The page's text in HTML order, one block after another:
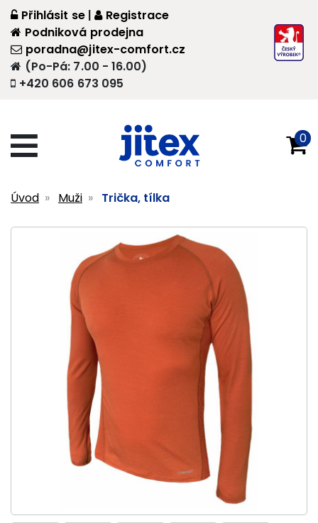
+420 606 673 095
(Po-Pá: 7.00 - 16.00)
poradna@jitex-comfort.cz
Přihlásit se |
Registrace
Podniková prodejna
0
Úvod Muži Trička, tílka